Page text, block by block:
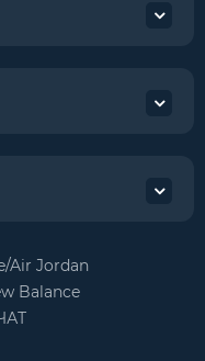
Air Jordan
Balance